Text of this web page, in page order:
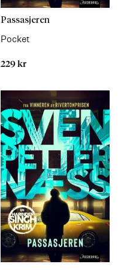
Passasjeren
Pocket
229 kr
Les
mer